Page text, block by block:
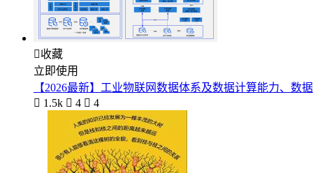
收藏
立即使用
【2026最新】工业物联网数据体系及数据计算能力、数
 1.5k  4  4